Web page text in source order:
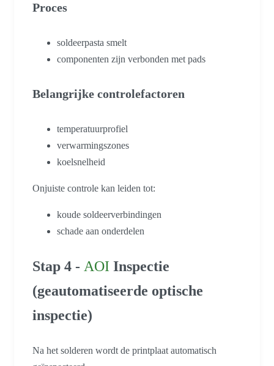
Proces
soldeerpasta smelt
componenten zijn verbonden met pads
Belangrijke controlefactoren
temperatuurprofiel
verwarmingszones
koelsnelheid
Onjuiste controle kan leiden tot:
koude soldeerverbindingen
schade aan onderdelen
Stap 4 - AOI Inspectie
(geautomatiseerde optische
inspectie)
Na het solderen wordt de printplaat automatisch